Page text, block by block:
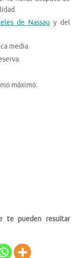
de Nassau y del
media.
máximo.
te pueden resultar